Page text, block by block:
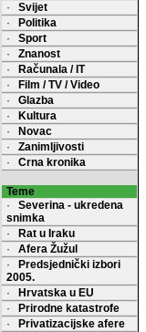
· Svijet
·
Politika
· Sport
· Znanost
·
Računala / IT
·
Film / TV / Video
· Glazba
·
Kultura
·
Novac
· Zanimljivosti
· Crna kronika
Teme
· Severina - ukredena
snimka
·
Rat u Iraku
· Afera Žužul
·
Predsjednički izbori
2005.
·
Hrvatska u EU
·
Prirodne katastrofe
·
Privatizacijske afere